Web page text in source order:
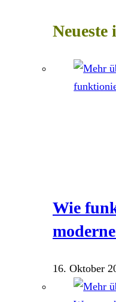
Neueste
Wie
16. Oktober